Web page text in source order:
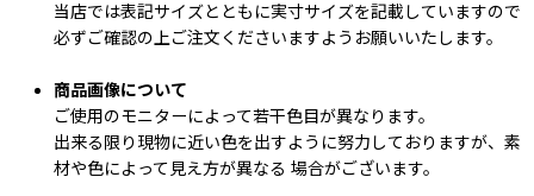
当店では表記サイズとともに実寸サイズを記載していますので
必ずご確認の上ご注文くださいますようお願いいたします。
商品画像について
ご使用のモニターによって若干色目が異なります。
出来る限り現物に近い色を出すように努力しておりますが、素
材や色によって見え方が異なる 場合がございます。